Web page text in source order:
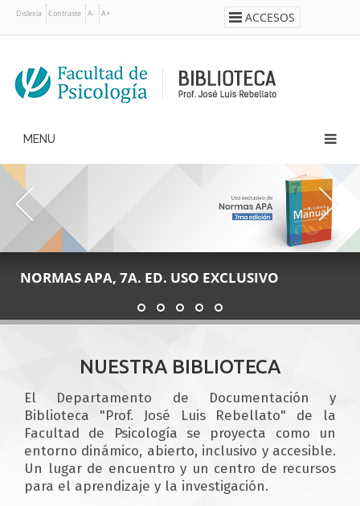
Pasar
contenido
Dislexia Contraste A- A+ ACCESOS
Main
navigation
NORMAS APA, 7A. ED. USO EXCLUSIVO
PROFESOR JOSÉ LUIS REBELLATO
NUESTRA BIBLIOTECA
El Departamento de Documentación y
Biblioteca "Prof. José Luis Rebellato" de la
Facultad de Psicología se proyecta como un
entorno dinámico, abierto, inclusivo y accesible.
Un lugar de encuentro y un centro de recursos
para el aprendizaje y la investigación.